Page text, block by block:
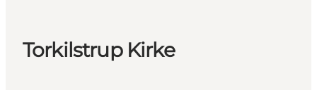
Torkilstrup Kirke